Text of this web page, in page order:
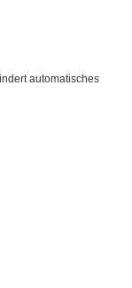
automatisches